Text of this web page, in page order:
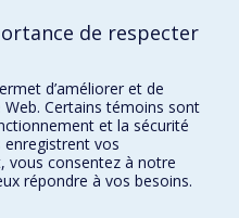
de respecter
d’améliorer et de
Certains témoins sont
et la sécurité
enregistrent vos
vous consentez à notre
répondre à vos besoins.